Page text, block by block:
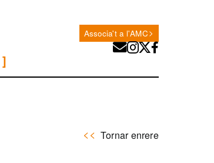
Associa't a l'AMC
Tornar enrere